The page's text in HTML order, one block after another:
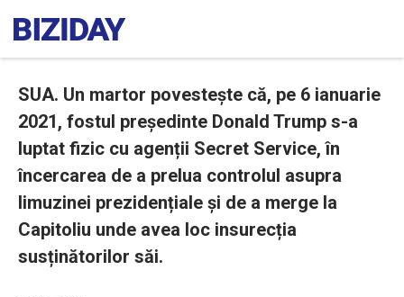
SUA. Un martor povestește că, pe 6 ianuarie
2021, fostul președinte Donald Trump s-a
luptat fizic cu agenții Secret Service, în
încercarea de a prelua controlul asupra
limuzinei prezidențiale și de a merge la
Capitoliu unde avea loc insurecția
susținătorilor săi.